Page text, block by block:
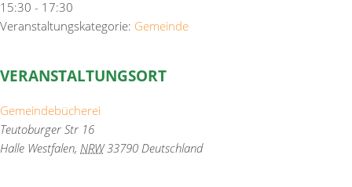
15:30 - 17:30
Veranstaltungskategorie: Gemeinde
VERANSTALTUNGSORT
Gemeindebücherei
Teutoburger Str 16
Halle Westfalen, NRW 33790 Deutschland